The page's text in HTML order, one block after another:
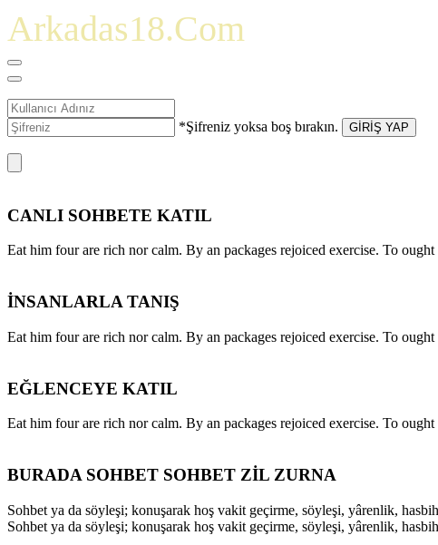
Arkadas18.Com
*Şifreniz yoksa boş bırakın. GİRİŞ YAP
CANLI SOHBETE KATIL
Eat him four are rich nor calm. By an packages rejoiced exercise. To
İNSANLARLA TANIŞ
Eat him four are rich nor calm. By an packages rejoiced exercise. To
EĞLENCEYE KATIL
Eat him four are rich nor calm. By an packages rejoiced exercise. To
BURADA SOHBET SOHBET ZİL ZURNA
Sohbet ya da söyleşi; konuşarak hoş vakit geçirme, söyleşi, yârenlik,
Sohbet ya da söyleşi; konuşarak hoş vakit geçirme, söyleşi, yârenlik,